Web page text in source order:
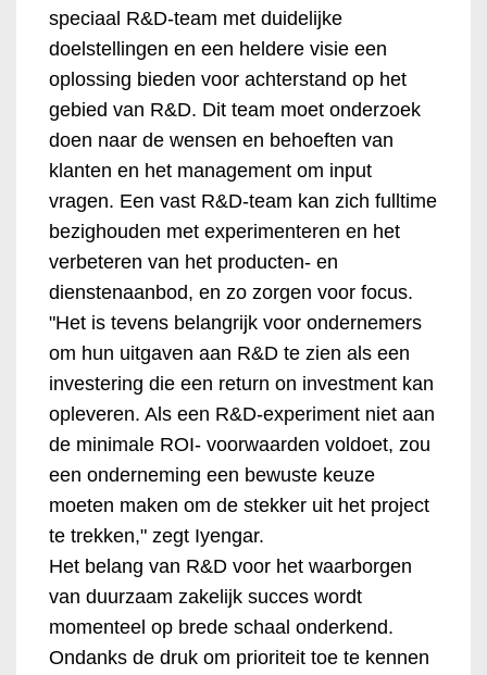
speciaal R&D-team met duidelijke
doelstellingen en een heldere visie een
oplossing bieden voor achterstand op het
gebied van R&D. Dit team moet onderzoek
doen naar de wensen en behoeften van
klanten en het management om input
vragen. Een vast R&D-team kan zich fulltime
bezighouden met experimenteren en het
verbeteren van het producten- en
dienstenaanbod, en zo zorgen voor focus.
"Het is tevens belangrijk voor ondernemers
om hun uitgaven aan R&D te zien als een
investering die een return on investment kan
opleveren. Als een R&D-experiment niet aan
de minimale ROI- voorwaarden voldoet, zou
een onderneming een bewuste keuze
moeten maken om de stekker uit het project
te trekken," zegt Iyengar.
Het belang van R&D voor het waarborgen
van duurzaam zakelijk succes wordt
momenteel op brede schaal onderkend.
Ondanks de druk om prioriteit toe te kennen